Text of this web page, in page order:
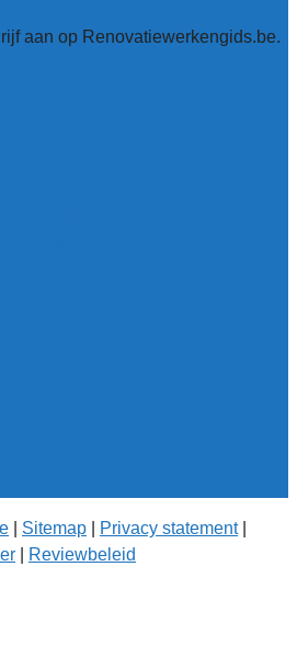
aan op Renovatiewerkengids.be.
Sitemap Privacy statement|
Reviewbeleid